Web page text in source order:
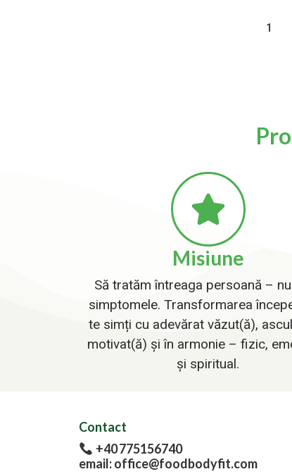
1
Misiune
Să tratăm întreaga persoană –
simptomele. Transformarea
te simți cu adevărat văzut(ă),
motivat(ă) și în armonie – fizic,
și spiritual.
Contact
+40 775156740
email: office@foodbodyfit.com